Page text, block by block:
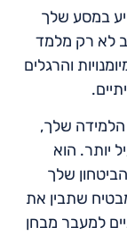
במסע שלך
לא רק מלמד
והרגלים
שלך,
יותר. הוא
שלך
שתבין את
למעבר מבחן